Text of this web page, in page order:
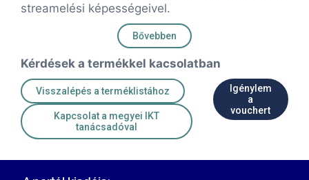
streamelési képességeivel.
Bővebben
Kérdések a termékkel kacsolatban
Visszalépés a terméklistához
Kapcsolat a megyei IKT
tanácsadóval
Igénylem
a
vouchert